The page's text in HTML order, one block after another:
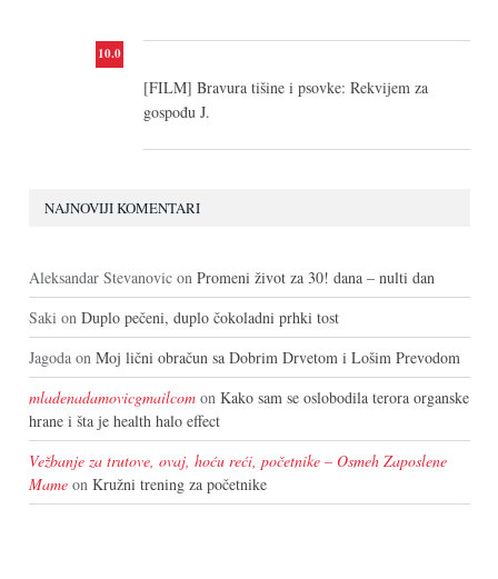
10.0
[FILM] Bravura tišine i psovke: Rekvijem za
gospođu J.
NAJNOVIJI KOMENTARI
Aleksandar Stevanovic on Promeni život za 30! dana – nulti dan
Saki on Duplo pečeni, duplo čokoladni prhki tost
Jagoda on Moj lični obračun sa Dobrim Drvetom i Lošim Prevodom
mladenadamovicgmailcom on Kako sam se oslobodila terora organske
hrane i šta je health halo effect
Vežbanje za trutove, ovaj, hoću reći, početnike – Osmeh Zaposlene
Mame on Kružni trening za početnike